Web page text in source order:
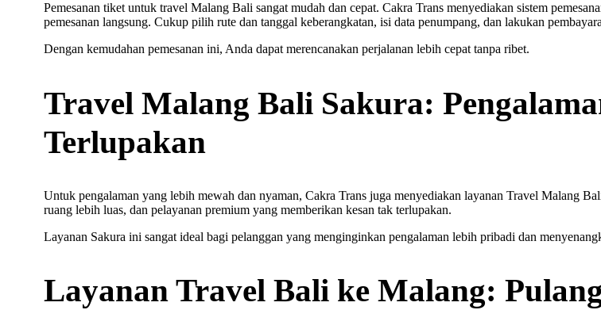
Pemesanan tiket untuk travel Malang Bali sangat mudah dan cepat. Cakra Trans menyediakan sistem
pemesanan langsung. Cukup pilih rute dan tanggal keberangkatan, isi data penumpang, dan lakukan
Dengan kemudahan pemesanan ini, Anda dapat merencanakan perjalanan lebih cepat tanpa ribet.
Travel Malang Bali Sakura:
Terlupakan
Untuk pengalaman yang lebih mewah dan nyaman, Cakra Trans juga menyediakan layanan Travel Malang
ruang lebih luas, dan pelayanan premium yang memberikan kesan tak terlupakan.
Layanan Sakura ini sangat ideal bagi pelanggan yang menginginkan pengalaman lebih pribadi dan
Layanan Travel Bali ke Malang: